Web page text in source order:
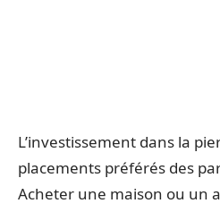
L’investissement dans la
placements préférés des
Acheter une maison ou un